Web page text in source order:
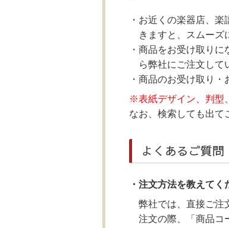
お近くの楽器店、楽
きますと、スムーズ
商品をお受け取りに
ら弊社にご注文して
商品のお受け取り・
※表紙デザイン、判型
なお、検索しても出て
よくあるご質問
・注文方法を教えてく
弊社では、直接ご注
注文の際、「商品コ